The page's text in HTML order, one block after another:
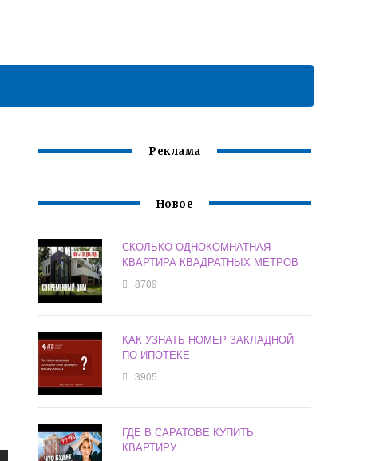
Реклама
Новое
СКОЛЬКО ОДНОКОМНАТНАЯ
КВАРТИРА КВАДРАТНЫХ МЕТРОВ
8709
КАК УЗНАТЬ НОМЕР ЗАКЛАДНОЙ
ПО ИПОТЕКЕ
3905
ГДЕ В САРАТОВЕ КУПИТЬ
КВАРТИРУ